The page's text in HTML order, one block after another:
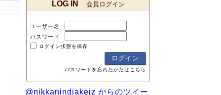
LOG IN 会員ログイン
ユーザー名
パスワード
ログイン状態を保存
パスワードを忘れたかたはこちら
@nikkanindiakeiz からのツイー